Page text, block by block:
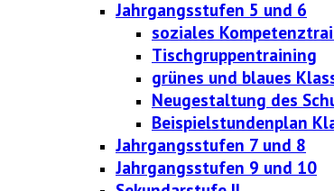
Jahrgangsstufen 5 und 6
soziales
Tischgruppentraining
grünes und blaues
Neugestaltung des
Beispielstundenplan
Jahrgangsstufen 7 und 8
Jahrgangsstufen 9 und 10